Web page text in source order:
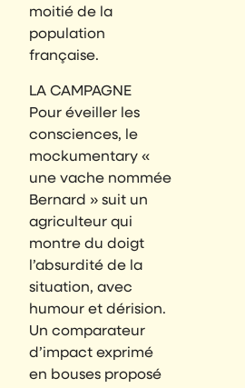
moitié de la
population
française.
LA CAMPAGNE
Pour éveiller les
consciences, le
mockumentary «
une vache nommée
Bernard » suit un
agriculteur qui
montre du doigt
l’absurdité de la
situation, avec
humour et dérision.
Un comparateur
d’impact exprimé
en bouses proposé